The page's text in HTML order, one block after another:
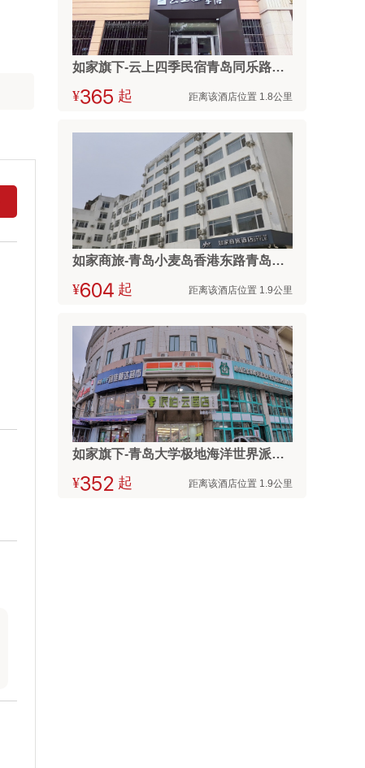
如家旗下-云上四季民宿青岛同乐路环湖公园店
¥ 起 距离该酒店位置 1.8公里
如家商旅-青岛小麦岛香港东路青岛大学店
¥ 起 距离该酒店位置 1.9公里
如家旗下-青岛大学极地海洋世界派柏·云酒店
¥ 起 距离该酒店位置 1.9公里